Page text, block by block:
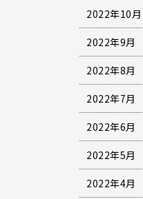
2022年10月
2022年9月
2022年8月
2022年7月
2022年6月
2022年5月
2022年4月